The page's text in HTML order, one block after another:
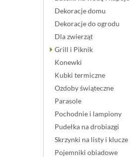
Dekoracje domu
Dekoracje do ogrodu
Dla zwierząt
Grill i Piknik
Konewki
Kubki termiczne
Ozdoby świąteczne
Parasole
Pochodnie i lampiony
Pudełka na drobiazgi
Skrzynki na listy i klucze
Pojemniki obiadowe